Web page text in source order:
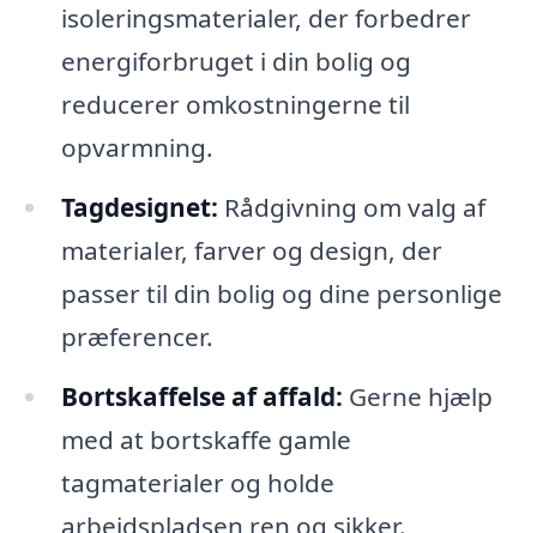
isoleringsmaterialer, der forbedrer
energiforbruget i din bolig og
reducerer omkostningerne til
opvarmning.
Tagdesignet: Rådgivning om valg af
materialer, farver og design, der
passer til din bolig og dine personlige
præferencer.
Bortskaffelse af affald: Gerne hjælp
med at bortskaffe gamle
tagmaterialer og holde
arbejdspladsen ren og sikker.